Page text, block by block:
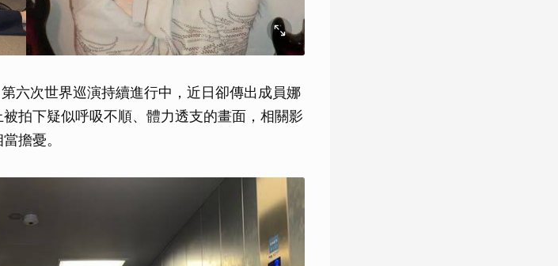
六次世界巡演持續進行中，近日卻傳出成員娜
拍下疑似呼吸不順、體力透支的畫面，相關影
擔憂。